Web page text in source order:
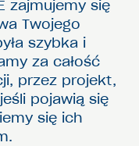
zajmujemy się
Twojego
szybka i
za całość
przez projekt,
pojawią się
się ich